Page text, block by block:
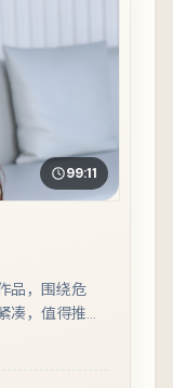
99:11
品，围绕危
凑，值得推荐